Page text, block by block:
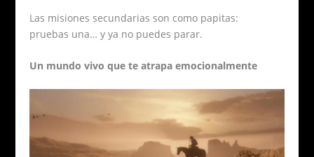
Las misiones secundarias son como papitas:
pruebas una… y ya no puedes parar.
Un mundo vivo que te atrapa emocionalmente